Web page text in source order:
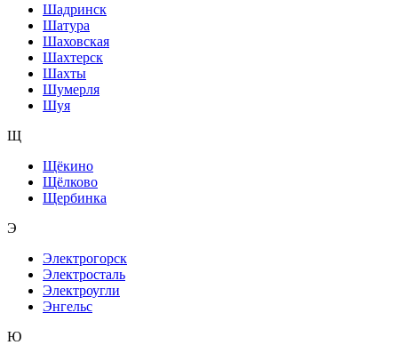
Шадринск
Шатура
Шаховская
Шахтерск
Шахты
Шумерля
Шуя
Щ
Щёкино
Щёлково
Щербинка
Э
Электрогорск
Электросталь
Электроугли
Энгельс
Ю